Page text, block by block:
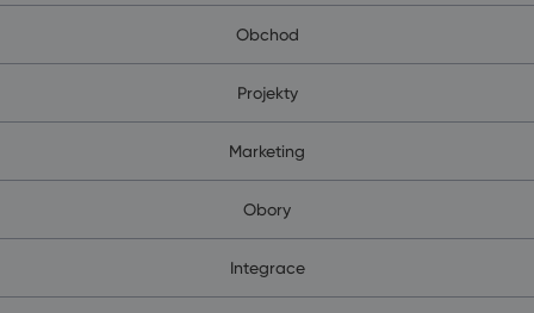
Obchod
Projekty
Marketing
Obory
Integrace